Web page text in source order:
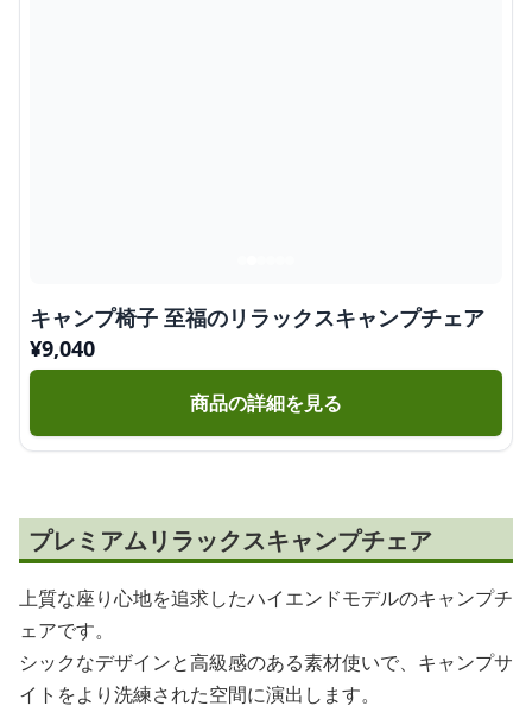
キャンプ椅子 至福のリラックスキャンプチェア
¥9,040
商品の詳細を見る
プレミアムリラックスキャンプチェア
上質な座り心地を追求したハイエンドモデルのキャンプチ
ェアです。
シックなデザインと高級感のある素材使いで、キャンプサ
イトをより洗練された空間に演出します。